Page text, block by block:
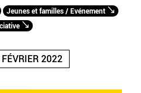
Jeunes et familles / Evénement
2022